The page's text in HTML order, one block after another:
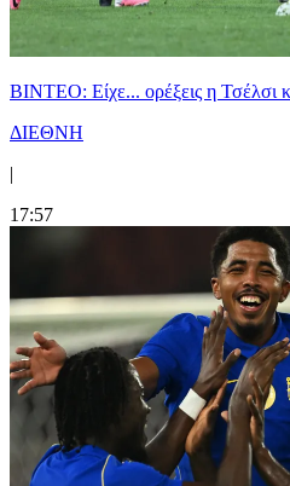
BINTEO: Είχε... ορέξεις η Τσέλσι
ΔΙΕΘΝΗ
|
17:57